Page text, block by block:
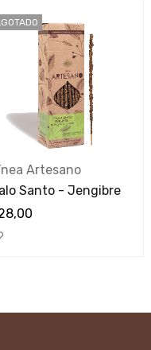
Artesano
Santo - Jengibre